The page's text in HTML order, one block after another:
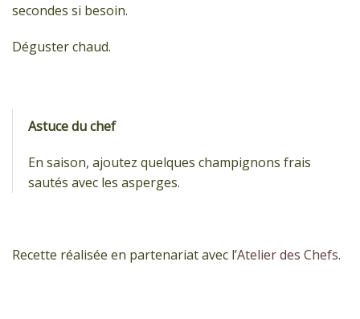
secondes si besoin.
Déguster chaud.
Astuce du chef
En saison, ajoutez quelques champignons frais
sautés avec les asperges.
Recette réalisée en partenariat avec l’Atelier des Chefs.